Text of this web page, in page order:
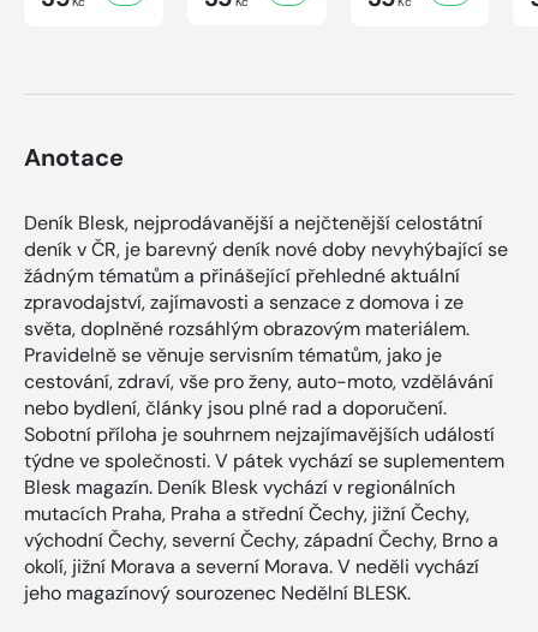
Anotace
Deník Blesk, nejprodávanější a nejčtenější celostátní
deník v ČR, je barevný deník nové doby nevyhýbající se
žádným tématům a přinášející přehledné aktuální
zpravodajství, zajímavosti a senzace z domova i ze
světa, doplněné rozsáhlým obrazovým materiálem.
Pravidelně se věnuje servisním tématům, jako je
cestování, zdraví, vše pro ženy, auto-moto, vzdělávání
nebo bydlení, články jsou plné rad a doporučení.
Sobotní příloha je souhrnem nejzajímavějších událostí
týdne ve společnosti. V pátek vychází se suplementem
Blesk magazín. Deník Blesk vychází v regionálních
mutacích Praha, Praha a střední Čechy, jižní Čechy,
východní Čechy, severní Čechy, západní Čechy, Brno a
okolí, jižní Morava a severní Morava. V neděli vychází
jeho magazínový sourozenec Nedělní BLESK.